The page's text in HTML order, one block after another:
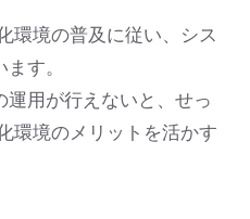
環境の普及に従い、シス
す。
用が行えないと、せっ
環境のメリットを活かす